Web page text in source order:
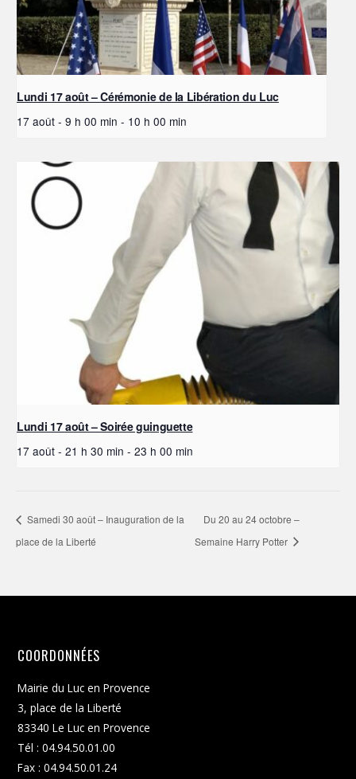
Lundi 17 août – Cérémonie de la Libération du Luc
17 août - 9 h 00 min - 10 h 00 min
Lundi 17 août – Soirée guinguette
17 août - 21 h 30 min - 23 h 00 min
Samedi 30 août – Inauguration de la
place de la Liberté
Du 20 au 24 octobre –
Semaine Harry Potter
COORDONNÉES
Mairie du Luc en Provence
3, place de la Liberté
83340 Le Luc en Provence
Tél : 04.94.50.01.00
Fax : 04.94.50.01.24